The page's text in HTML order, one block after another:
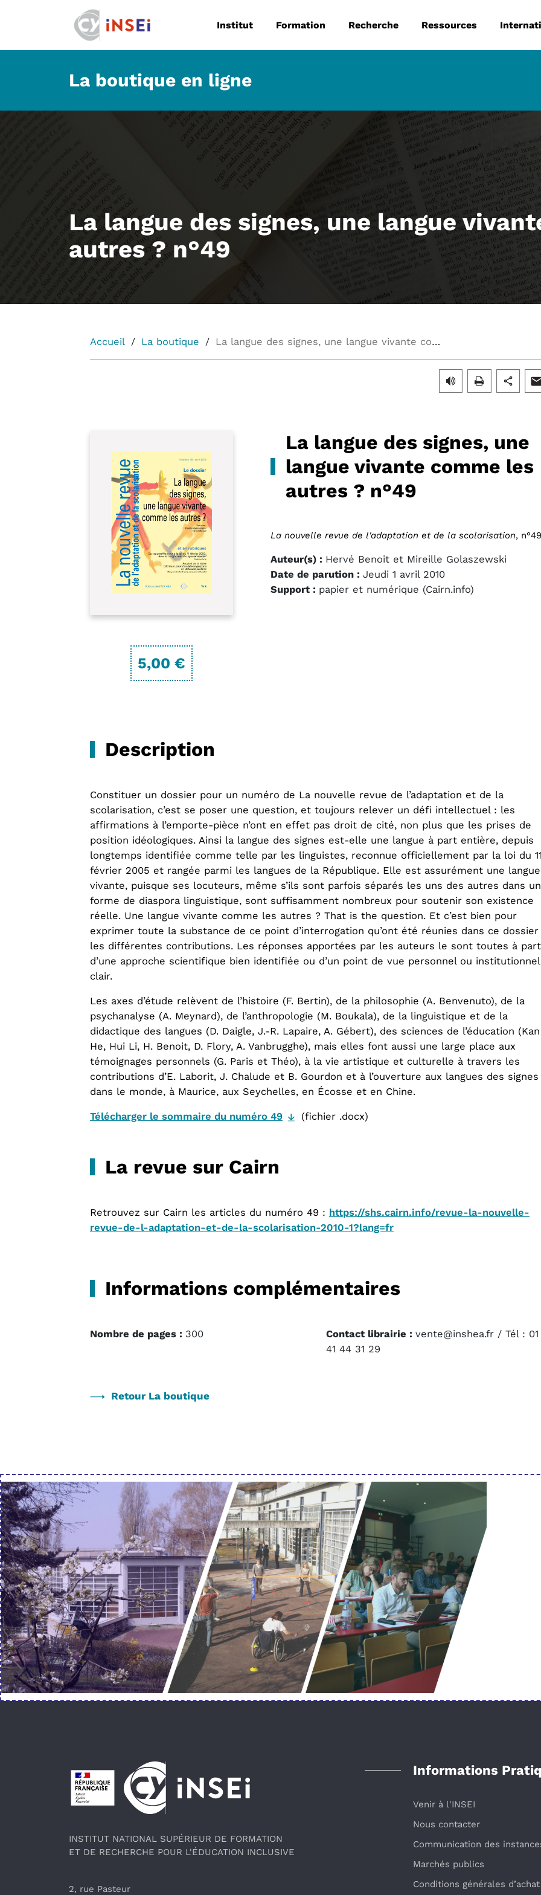
Institut Formation Recherche Ressources
La boutique en ligne
La langue des signes, une langue
autres ? n°49
Accueil La boutique La langue des signes, une langue vivante comme les autres ? n°49
La langue des signes, une
langue vivante comme les
autres ? n°49
La nouvelle revue de l'adaptation et de la scolarisation, n°49
Auteur(s) : Hervé Benoit et Mireille Golaszewski
Date de parution : Jeudi 1 avril 2010
Support : papier et numérique (Cairn.info)
5,00 €
Description
Constituer un dossier pour un numéro de La nouvelle revue de l’adaptation et de la
scolarisation, c’est se poser une question, et toujours relever un défi intellectuel : les
affirmations à l’emporte-pièce n’ont en effet pas droit de cité, non plus que les prises de
position idéologiques. Ainsi la langue des signes est-elle une langue à part entière, depuis
longtemps identifiée comme telle par les linguistes, reconnue officiellement par la loi du
février 2005 et rangée parmi les langues de la République. Elle est assurément une langue
vivante, puisque ses locuteurs, même s’ils sont parfois séparés les uns des autres dans
forme de diaspora linguistique, sont suffisamment nombreux pour soutenir son existence
réelle. Une langue vivante comme les autres ? That is the question. Et c’est bien pour
exprimer toute la substance de ce point d’interrogation qu’ont été réunies dans ce dossier
les différentes contributions. Les réponses apportées par les auteurs le sont toutes à
d’une approche scientifique bien identifiée ou d’un point de vue personnel ou institutionnel
clair.
Les axes d’étude relèvent de l’histoire (F. Bertin), de la philosophie (A. Benvenuto), de la
psychanalyse (A. Meynard), de l’anthropologie (M. Boukala), de la linguistique et de la
didactique des langues (D. Daigle, J.-R. Lapaire, A. Gébert), des sciences de l’éducation (Kan
He, Hui Li, H. Benoit, D. Flory, A. Vanbrugghe), mais elles font aussi une large place aux
témoignages personnels (G. Paris et Théo), à la vie artistique et culturelle à travers les
contributions d’E. Laborit, J. Chalude et B. Gourdon et à l’ouverture aux langues des signes
dans le monde, à Maurice, aux Seychelles, en Écosse et en Chine.
Télécharger le sommaire du numéro 49 (fichier .docx)
La revue sur Cairn
Retrouvez sur Cairn les articles du numéro 49 : https://shs.cairn.info/revue-la-nouvelle-
revue-de-l-adaptation-et-de-la-scolarisation-2010-1?lang=fr
Informations complémentaires
Nombre de pages : 300 Contact librairie : vente@inshea.fr / Tél : 01
41 44 31 29
Retour La boutique
Pied de page
INSTITUT NATIONAL SUPÉRIEUR DE FORMATION
ET DE RECHERCHE POUR L'ÉDUCATION INCLUSIVE
2, rue Pasteur
Informations
Venir à l'INSEI
Nous contacter
Communication des
Marchés publics
Conditions générales d’achat